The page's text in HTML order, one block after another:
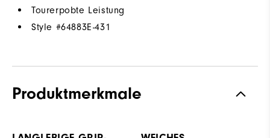
Tourerpobte Leistung
Style #64883E-431
Produktmerkmale